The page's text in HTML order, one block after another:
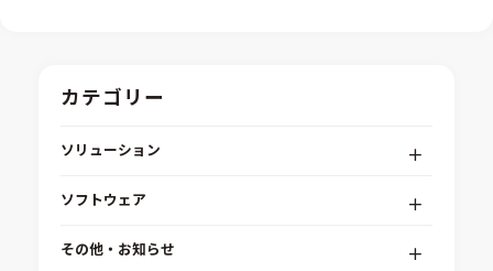
カテゴリー
ソリューション
組込みソフトウェア開発プラットフォーム
ソフトウェア
その他・お知らせ